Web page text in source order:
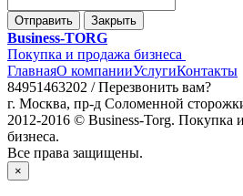
Отправить Закрыть
Business-TORG
Покупка и продажа бизнеса
ГлавнаяО компанииУслугиКонтакты
84951463202 /Перезвонить вам?
г. Москва, пр-д Соломенной
2012-2016 © Business-Torg. Покупка
бизнеса.
Все права защищены.
×